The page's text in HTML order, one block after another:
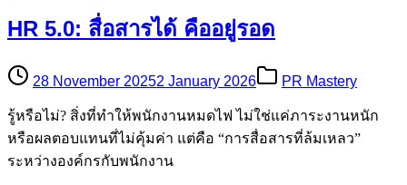
HR 5.0: สื่อสารได้ คืออยู่รอด
28 November 20252 January 2026 PR Mastery
รู้หรือไม่? สิ่งที่ทำให้พนักงานหมดไฟ ไม่ใช่แค่ภาระงานหนัก
หรือผลตอบแทนที่ไม่คุ้มค่า แต่คือ “การสื่อสารที่ล้มเหลว”
ระหว่างองค์กรกับพนักงาน